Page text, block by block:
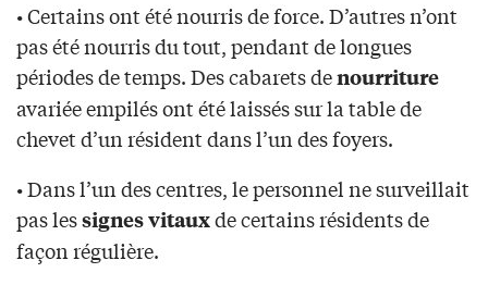
• Certains ont été nourris de force. D’autres n’ont
pas été nourris du tout, pendant de longues
périodes de temps. Des cabarets denourriture
avariée empilés ont été laissés sur la table de
chevet d’un résident dans l’un des foyers.
• Dans l’un des centres, le personnel ne surveillait
pas lessignes vitauxde certains résidents de
façon régulière.